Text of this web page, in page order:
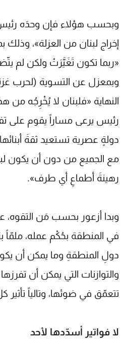
وبحسب هؤلاء فإن وحدَه رئيسٌ
إخراج لبنان من العزلة»،
«ربما تكون تَغَيَّرَتْ ولكن لم
وبمعزل عن التسوية (لحرب
النهاية «فلبنان لا يُخْرِجُه من
رئيس يرعى مساراً يقوم على
دولةٍ عصرية تستعيد ثقةَ
مع الجميع من دون أن يكون
رهينةَ أطماعِ أي طرف».
وبدا أزعور بحسب مَن التقوه،
في المنطقة بحُكْم عمله، ملمّاً
دولِ المنطقةِ وما يمكن أن
والتوازنات التي يمكن أن تفرزها
تتعمّق في ضوئها، وتالياً
لا فواتير أسدّدها لأحد